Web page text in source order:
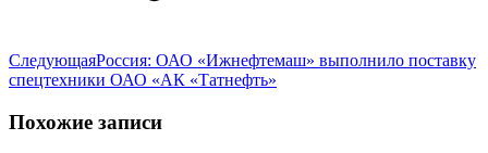
СледующаяСледующая
запись:
Россия: ОАО «Ижнефтемаш» выполнило поставку
спецтехники ОАО «АК «Татнефть»
Похожие записи